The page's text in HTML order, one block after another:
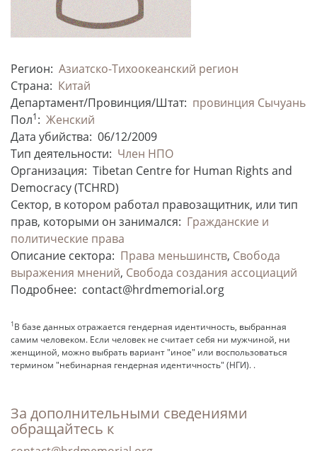
Регион: Азиатско-Тихоокеанский регион
Страна: Китай
Департамент/Провинция/Штат: провинция Сычуань
Пол1: Женский
Дата убийства: 06/12/2009
Тип деятельности: Член НПО
Организация: Tibetan Centre for Human Rights and
Democracy (TCHRD)
Сектор, в котором работал правозащитник, или тип
прав, которыми он занимался: Гражданские и
политические права
Описание сектора: Права меньшинств, Свобода
выражения мнений, Свобода создания ассоциаций
Подробнее: contact@hrdmemorial.org
1В базе данных отражается гендерная идентичность, выбранная
самим человеком. Если человек не считает себя ни мужчиной, ни
женщиной, можно выбрать вариант "иное" или воспользоваться
термином "небинарная гендерная идентичность" (НГИ). .
За дополнительными сведениями
обращайтесь к